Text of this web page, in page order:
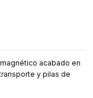
acabado en
y pilas de